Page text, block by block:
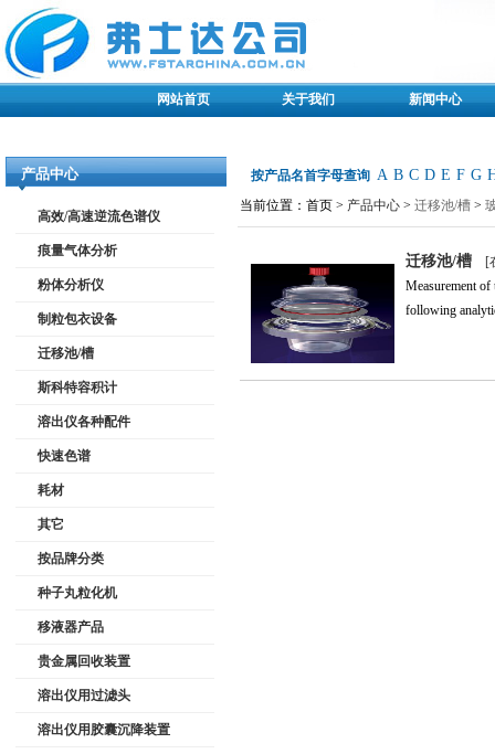
网站首页 关于我们 新闻中心
产品中心
高效/高速逆流色谱仪
痕量气体分析
粉体分析仪
制粒包衣设备
迁移池/槽
斯科特容积计
溶出仪各种配件
快速色谱
耗材
其它
按品牌分类
种子丸粒化机
移液器产品
贵金属回收装置
溶出仪用过滤头
溶出仪用胶囊沉降装置
按产品名首字母查询 A B C D E F G
当前位置：首页 > 产品中心 > 迁移池/槽 >
迁移池/槽
[
Measurement
following